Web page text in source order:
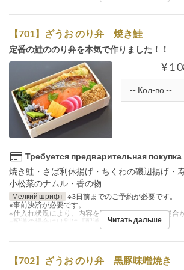
【701】ざうお のり弁 焼き鮭
定番の鮭ののり弁を本気で作りました！！
¥ 1
Требуется предварительная покупка
焼き鮭・さば利休揚げ・ちくわの磯辺揚げ・
小松菜のナムル・香の物
Мелкий шрифт ※3日前までのご予約が必要です。
※事前決済が必要です。
※仕入れ状況により、内容を変更させていただく場合
※配送の場合には別に『配送料』を注文下さい。
Читать дальше
【702】ざうお のり弁 黒豚味噌焼き